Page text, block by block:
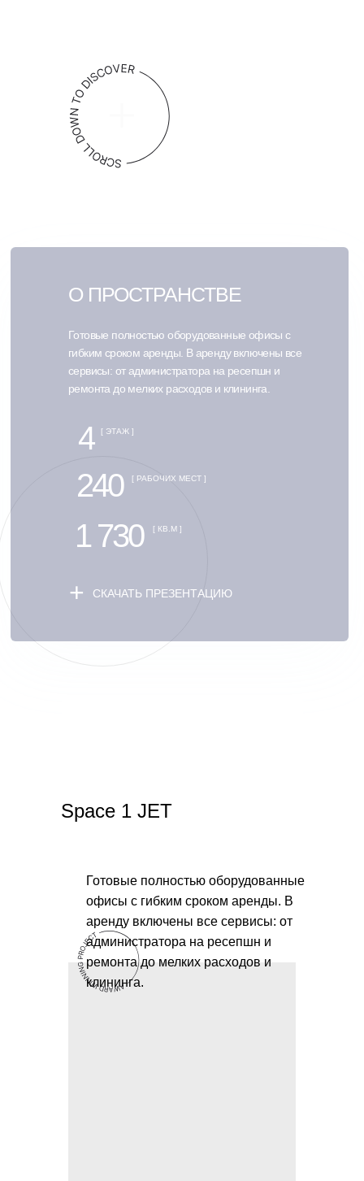
О ПРОСТРАНСТВЕ
Готовые полностью оборудованные офисы с
гибким сроком аренды. В аренду включены все
сервисы: от администратора на ресепшн и
ремонта до мелких расходов и клининга.
4
240
[ РАБОЧИХ МЕСТ ]
1 730
[ ЭТАЖ ]
[ КВ.М ]
СКАЧАТЬ ПРЕЗЕНТАЦИЮ
+
Space 1 JET
Готовые полностью оборудованные
офисы с гибким сроком аренды. В
аренду включены все сервисы: от
администратора на ресепшн и
ремонта до мелких расходов и
клининга.